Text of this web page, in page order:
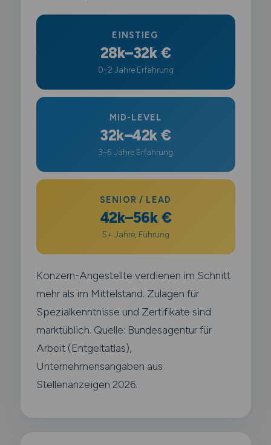
EINSTIEG
28k–32k €
0–2 Jahre Erfahrung
MID-LEVEL
32k–42k €
3–5 Jahre Erfahrung
SENIOR / LEAD
42k–56k €
5+ Jahre, Führung
Konzern-Angestellte verdienen im Schnitt
mehr als im Mittelstand. Zulagen für
Spezialkenntnisse und Zertifikate sind
marktüblich. Quelle: Bundesagentur für
Arbeit (Entgeltatlas),
Unternehmensangaben aus
Stellenanzeigen 2026.